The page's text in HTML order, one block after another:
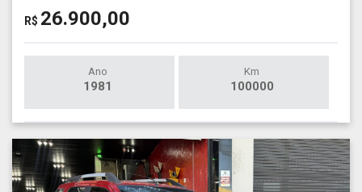
R$ 26.900,00
Ano
1981
Km
100000